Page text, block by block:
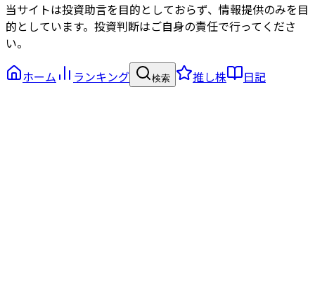
当サイトは投資助言を目的としておらず、情報提供のみを目
的としています。投資判断はご自身の責任で行ってくださ
い。
ホーム
ランキング 検索 推し株 日記